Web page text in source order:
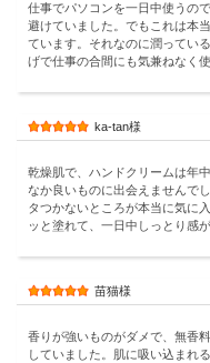
仕事でパソコンを一日中使うの
避けていました。でもこれは本
ています。それなのに潤ってい
げで仕事の合間にも気兼ねなく
ka-tan様
乾燥肌で、ハンドクリームは年
なか良いものに出会えませんで
タつかないところが本当に気に
ッと塗れて、一日中しっとり感
苗猫様
香りが強いものがダメで、無香
していました。肌に吸い込まれ